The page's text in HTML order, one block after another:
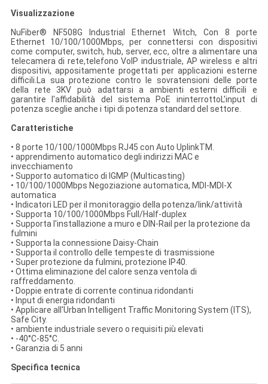
Visualizzazione
NuFiber® NF508G Industrial Ethernet Witch, Con 8 porte
Ethernet 10/100/1000Mbps, per connettersi con dispositivi
come computer, switch, hub, server, ecc, oltre a alimentare una
telecamera di rete,telefono VoIP industriale, AP wireless e altri
dispositivi, appositamente progettati per applicazioni esterne
difficili.La sua protezione contro le sovratensioni delle porte
della rete 3KV può adattarsi a ambienti esterni difficili e
garantire l'affidabilità del sistema PoE ininterrottoL'input di
potenza sceglie anche i tipi di potenza standard del settore.
Caratteristiche
• 8 porte 10/100/1000Mbps RJ45 con Auto UplinkTM.
• apprendimento automatico degli indirizzi MAC e
invecchiamento
• Supporto automatico di IGMP (Multicasting)
• 10/100/1000Mbps Negoziazione automatica, MDI-MDI-X
automatica
• Indicatori LED per il monitoraggio della potenza/link/attività
• Supporta 10/100/1000Mbps Full/Half-duplex
• Supporta l'installazione a muro e DIN-Rail per la protezione da
fulmini
• Supporta la connessione Daisy-Chain
• Supporta il controllo delle tempeste di trasmissione
• Super protezione da fulmini, protezione IP40.
• Ottima eliminazione del calore senza ventola di
raffreddamento.
• Doppie entrate di corrente continua ridondanti
• Input di energia ridondanti
• Applicare all'Urban Intelligent Traffic Monitoring System (ITS),
Safe City.
• ambiente industriale severo o requisiti più elevati
• -40°C-85°C.
• Garanzia di 5 anni
Specifica tecnica